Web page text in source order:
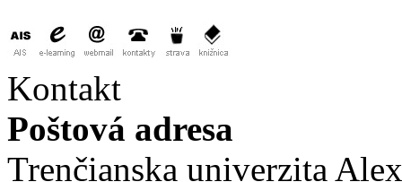
Kontakt
Poštová adresa
Trenčianska univerzita